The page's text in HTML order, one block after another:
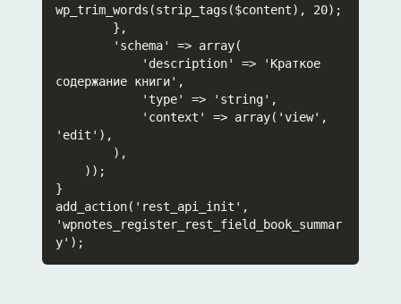
wp_trim_words(strip_tags($content), 20);
содержание книги',
'edit'),
}
add_action('rest_api_init',
'wpnotes_register_rest_field_book_summar
y');